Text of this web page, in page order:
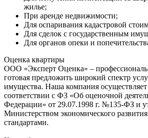
жилье;
При аренде недвижимости;
Для оспаривания кадастровой
Для сделок с государственным
Для органов опеки и
Оценка квартиры
ООО «Эксперт Оценка» –
готовая предложить широкий спектр
имущества. Наша компания осуществляет
соответствии с ФЗ «Об оценочной
Федерации» от 29.07.1998 г. №135-ФЗ и
Министерством экономического
стандартами.